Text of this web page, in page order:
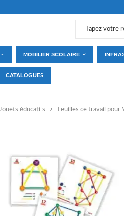
MOBILIER SCOLAIRE
CATALOGUES
Jouets éducatifs Feuilles de travail pour